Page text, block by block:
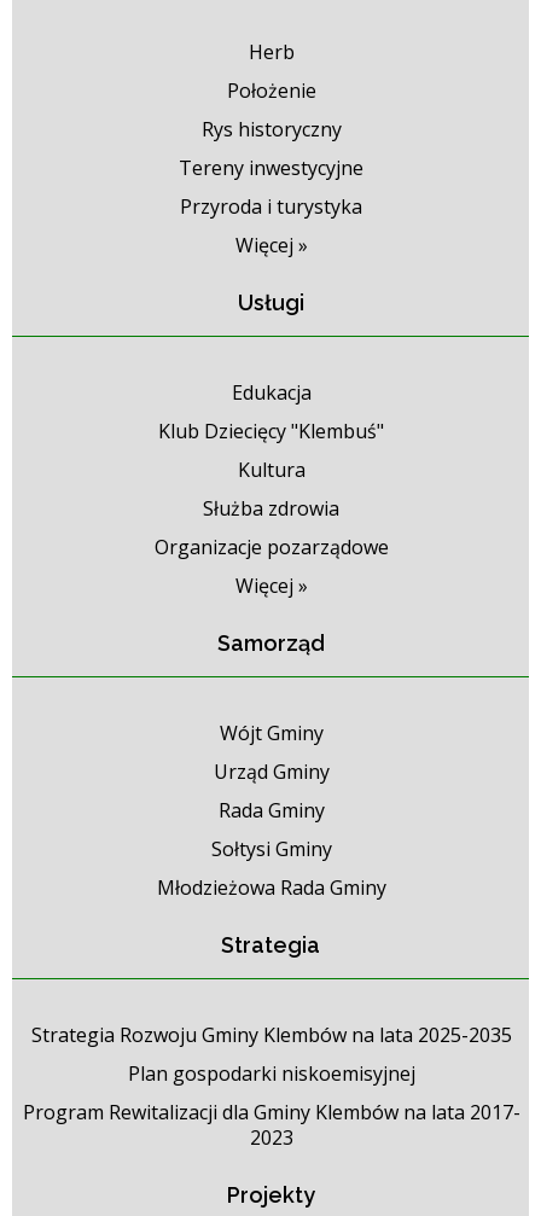
Herb
Położenie
Rys historyczny
Tereny inwestycyjne
Przyroda i turystyka
Więcej »
Usługi
Edukacja
Klub Dziecięcy "Klembuś"
Kultura
Służba zdrowia
Organizacje pozarządowe
Więcej »
Samorząd
Wójt Gminy
Urząd Gminy
Rada Gminy
Sołtysi Gminy
Młodzieżowa Rada Gminy
Strategia
Strategia Rozwoju Gminy Klembów na lata 2025-2035
Plan gospodarki niskoemisyjnej
Program Rewitalizacji dla Gminy Klembów na lata 2017-
2023
Projekty